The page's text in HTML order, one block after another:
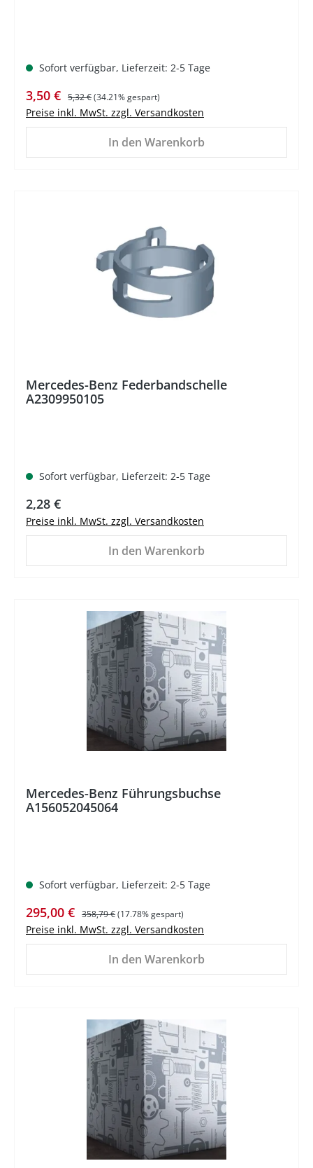
Sofort verfügbar, Lieferzeit: 2-5 Tage
Verkaufspreis:
3,50 € Regulärer Preis:
5,32 €(34.21% gespart)
Preise inkl. MwSt. zzgl. Versandkosten
In den Warenkorb
Mercedes-Benz Federbandschelle
A2309950105
Sofort verfügbar, Lieferzeit: 2-5 Tage
Regulärer Preis:
2,28 €
Preise inkl. MwSt. zzgl. Versandkosten
In den Warenkorb
Mercedes-Benz Führungsbuchse
A156052045064
Sofort verfügbar, Lieferzeit: 2-5 Tage
Verkaufspreis:
295,00 € Regulärer Preis:
358,79 €(17.78% gespart)
Preise inkl. MwSt. zzgl. Versandkosten
In den Warenkorb